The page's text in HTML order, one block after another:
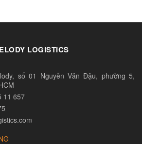
LOGISTICS
số 01 Nguyễn Văn Đậu, phường 5,
11 657